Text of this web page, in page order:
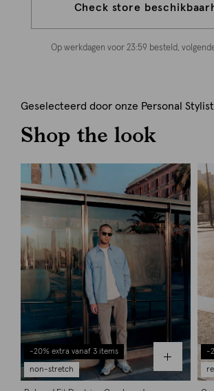
Check store
Op werkdagen voor 23:59 besteld,
Geselecteerd door onze Personal
Shop the look
-20% extra vanaf 3 items
non-stretch
-